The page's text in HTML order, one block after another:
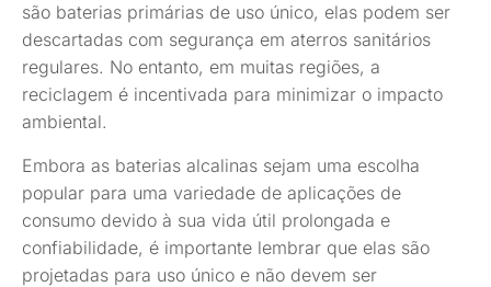
são baterias primárias de uso único, elas podem ser
descartadas com segurança em aterros sanitários
regulares. No entanto, em muitas regiões, a
reciclagem é incentivada para minimizar o impacto
ambiental.
Embora as baterias alcalinas sejam uma escolha
popular para uma variedade de aplicações de
consumo devido à sua vida útil prolongada e
confiabilidade, é importante lembrar que elas são
projetadas para uso único e não devem ser